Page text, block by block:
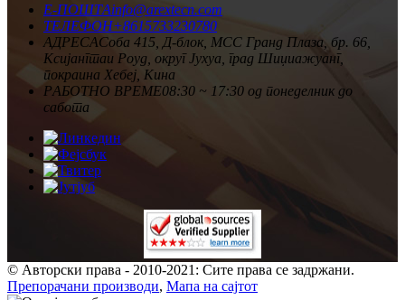
Е-ПОШТАinfo@arextecn.com
ТЕЛЕФОН+8615733230780
АДРЕСАСоба 415, Д-блок, MCC Гранд Плаза, бр. 66,
Ксијангтаи Роуд, округ Јухуа, град Шиџиажуанг,
покраина Хебеј, Кина
РАБОТНО ВРЕМЕ08:30 ~ 17:30 од понеделник до
сабота
© Авторски права - 2010-2021: Сите права се задржани.
Препорачани производи, Мапа на сајтот